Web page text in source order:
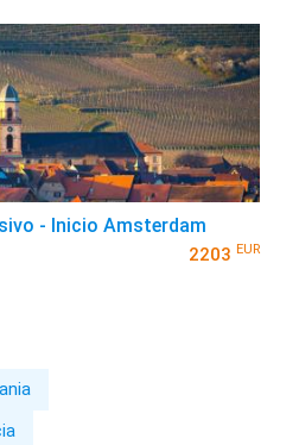
- Inicio Amsterdam
2203 EUR